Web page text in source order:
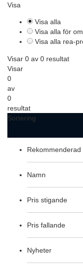
Visa
Visa alla
Visa alla för
Visa alla rea-
Visar 0 av 0 resultat
Visar
0
av
0
resultat
Sortering
Rekommenderad
Namn
Pris stigande
Pris fallande
Nyheter